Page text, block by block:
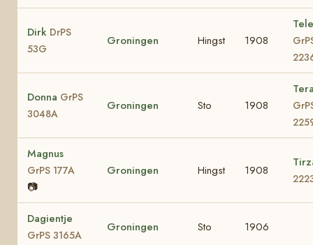
Dirk DrPS
53G
Groningen Hingst 1908
Donna GrPS
3048A
Groningen Sto 1908
Magnus
GrPS 177A
📷
Groningen Hingst 1908
Dagientje
GrPS 3165A
Groningen Sto 1906